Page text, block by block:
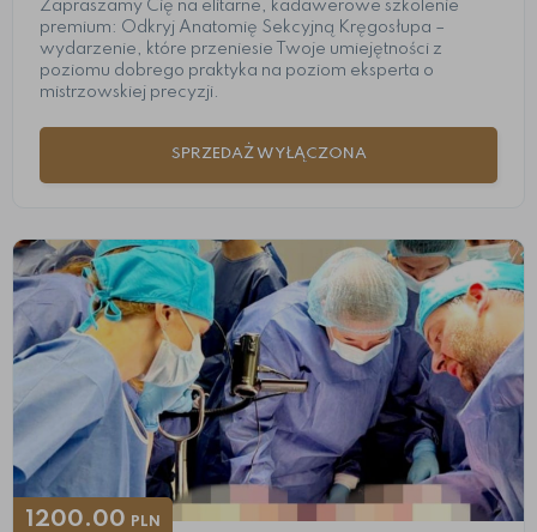
Zapraszamy Cię na elitarne, kadawerowe szkolenie
premium: Odkryj Anatomię Sekcyjną Kręgosłupa –
wydarzenie, które przeniesie Twoje umiejętności z
poziomu dobrego praktyka na poziom eksperta o
mistrzowskiej precyzji.
SPRZEDAŻ WYŁĄCZONA
1200.00 PLN